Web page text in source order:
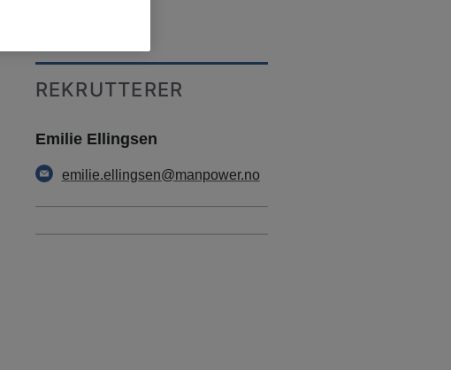
REKRUTTERER
Emilie Ellingsen
emilie.ellingsen@manpower.no